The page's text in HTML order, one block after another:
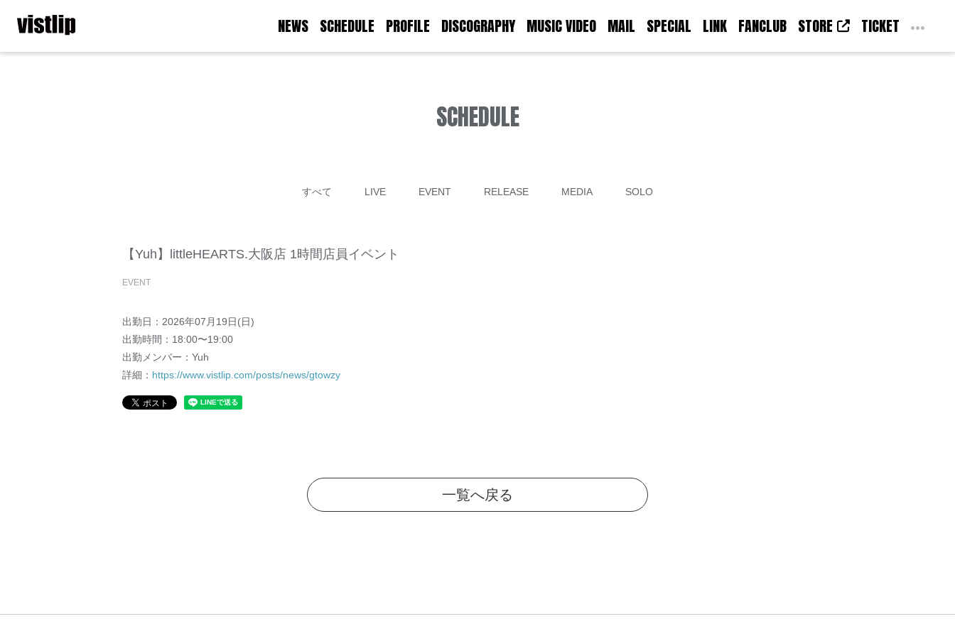
NEWS SCHEDULE PROFILE DISCOGRAPHY MUSIC VIDEO MAIL SPECIAL LINK FANCLUB STORE TICKET
SCHEDULE
すべて LIVE EVENT RELEASE MEDIA SOLO
【Yuh】littleHEARTS.大阪店 1時間店員イベント
EVENT
出勤日：2026年07月19日(日)
出勤時間：18:00〜19:00
出勤メンバー：Yuh
詳細： https://www.vistlip.com/posts/news/gtowzy
一覧へ戻る